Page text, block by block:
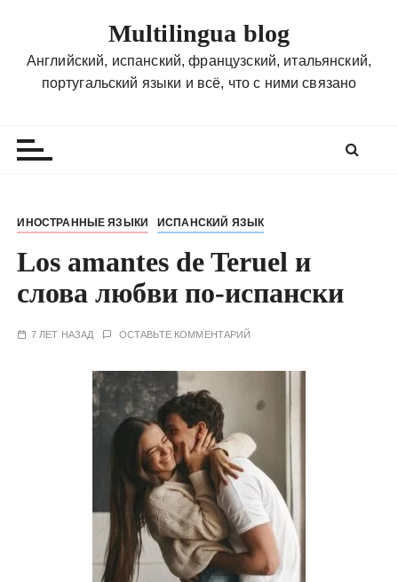
Multilingua blog
Английский, испанский, французский, итальянский,
португальский языки и всё, что с ними связано
ИНОСТРАННЫЕ ЯЗЫКИ ИСПАНСКИЙ ЯЗЫК
Los amantes de Teruel и
слова любви по-испански
7 ЛЕТ НАЗАД ОСТАВЬТЕ КОММЕНТАРИЙ